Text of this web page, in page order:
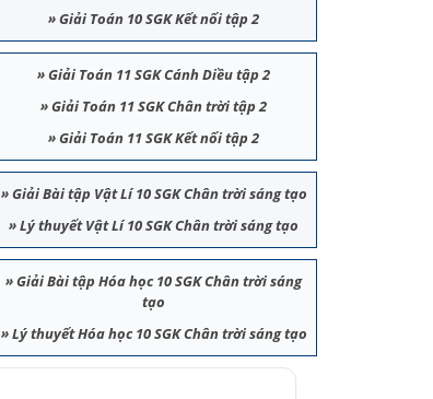
»Giải Toán 10 SGK Kết nối tập 2
»Giải Toán 11 SGK Cánh Diều tập 2
»Giải Toán 11 SGK Chân trời tập 2
»Giải Toán 11 SGK Kết nối tập 2
»Giải Bài tập Vật Lí 10 SGK Chân trời sáng tạo
»Lý thuyết Vật Lí 10 SGK Chân trời sáng tạo
»Giải Bài tập Hóa học 10 SGK Chân trời sáng
tạo
»Lý thuyết Hóa học 10 SGK Chân trời sáng tạo